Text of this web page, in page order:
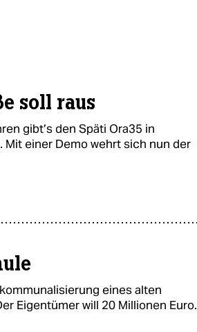
soll raus
gibt’s den Späti Ora35 in
Mit einer Demo wehrt sich nun der
eines alten
Eigentümer will 20 Millionen Euro.